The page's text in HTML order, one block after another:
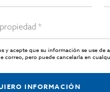
y acepte que su información se use de
correo, pero puede cancelarla en
INFORMACIÓN